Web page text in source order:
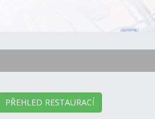
PŘEHLED RESTAURACÍ